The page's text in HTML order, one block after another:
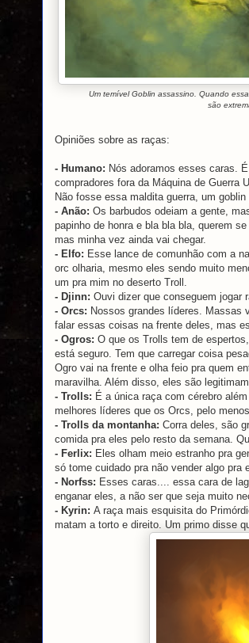
Um temível Goblin assassino. Quando
são
Opiniões sobre as raças:
- Humano: Nós adoramos esses caras.
compradores fora da Máquina de Guerra
Não fosse essa maldita guerra, um
- Anão: Os barbudos odeiam a gente,
papinho de honra e bla bla bla, querem
mas minha vez ainda vai chegar.
- Elfo: Esse lance de comunhão com a
orc olharia, mesmo eles sendo muito
um pra mim no deserto Troll.
- Djinn: Ouvi dizer que conseguem jogar
- Orcs: Nossos grandes líderes. Massas
falar essas coisas na frente deles, mas
- Ogros: O que os Trolls tem de
está seguro. Tem que carregar coisa
Ogro vai na frente e olha feio pra quem
maravilha. Além disso, eles são
- Trolls: É a única raça com cérebro
melhores líderes que os Orcs, pelo
- Trolls da montanha: Corra deles, são
comida pra eles pelo resto da semana.
- Ferlix: Eles olham meio estranho pra
só tome cuidado pra não vender algo pra
- Norfss: Esses caras.... essa cara de
enganar eles, a não ser que seja muito
- Kyrin: A raça mais esquisita do
matam a torto e direito. Um primo disse